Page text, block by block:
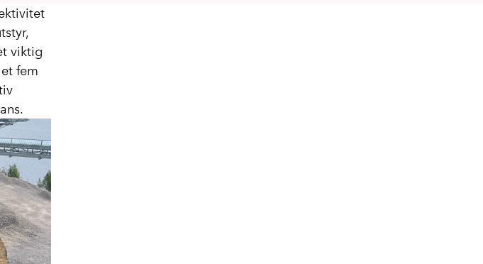
viktig
fem